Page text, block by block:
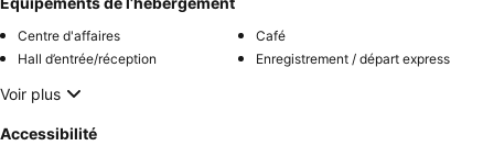
Centre d'affaires
Café
Hall d’entrée/réception
Enregistrement / départ express
Voir plus
Accessibilité